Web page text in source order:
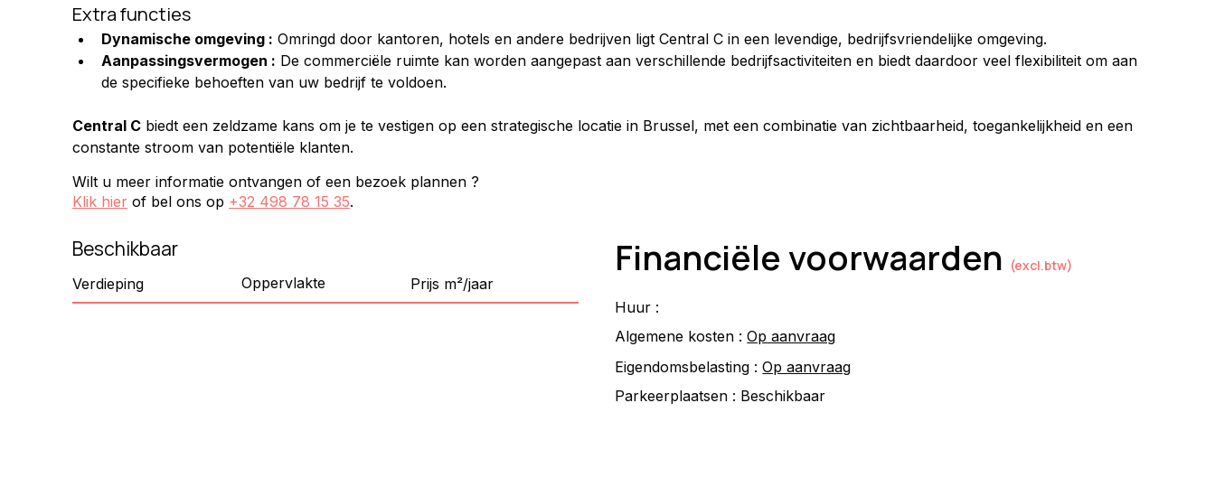
Extra functies
Dynamische omgeving : Omringd door kantoren, hotels en andere bedrijven ligt Central C in een levendige, bedrijfsvriendelijke omgeving.
Aanpassingsvermogen : De commerciële ruimte kan worden aangepast aan verschillende bedrijfsactiviteiten en biedt daardoor veel flexibiliteit om aan
de specifieke behoeften van uw bedrijf te voldoen.
Central C biedt een zeldzame kans om je te vestigen op een strategische locatie in Brussel, met een combinatie van zichtbaarheid, toegankelijkheid en een
constante stroom van potentiële klanten.
Wilt u meer informatie ontvangen of een bezoek plannen ?
Klik hier of bel ons op +32 498 78 15 35.
Beschikbaar
Verdieping Oppervlakte Prijs m²/jaar
Financiële voorwaarden (excl.btw)
Huur :
Algemene kosten : Op aanvraag
Eigendomsbelasting : Op aanvraag
Parkeerplaatsen : Beschikbaar